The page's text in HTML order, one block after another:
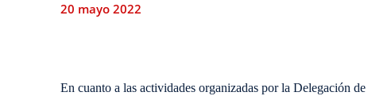
20 mayo 2022
En cuanto a las actividades organizadas por la Delegación